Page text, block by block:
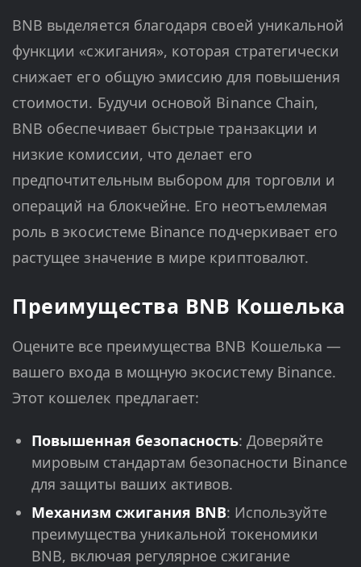
BNB выделяется благодаря своей уникальной
функции «сжигания», которая стратегически
снижает его общую эмиссию для повышения
стоимости. Будучи основой Binance Chain,
BNB обеспечивает быстрые транзакции и
низкие комиссии, что делает его
предпочтительным выбором для торговли и
операций на блокчейне. Его неотъемлемая
роль в экосистеме Binance подчеркивает его
растущее значение в мире криптовалют.
Преимущества BNB Кошелька
Оцените все преимущества BNB Кошелька —
вашего входа в мощную экосистему Binance.
Этот кошелек предлагает:
Повышенная безопасность: Доверяйте
мировым стандартам безопасности Binance
для защиты ваших активов.
Механизм сжигания BNB: Используйте
преимущества уникальной токеномики
BNB, включая регулярное сжигание